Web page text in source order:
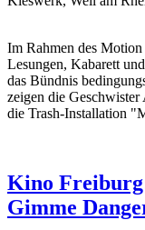
Im Rahmen des Motion
Lesungen, Kabarett
das Bündnis
zeigen die
die Trash-Installation
Kino
Gimme